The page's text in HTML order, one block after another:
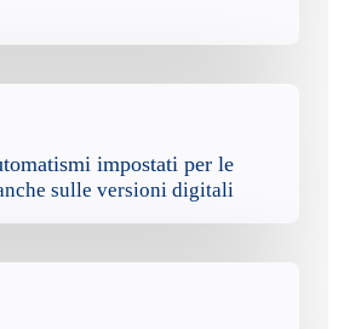
impostati per le
sulle versioni digitali